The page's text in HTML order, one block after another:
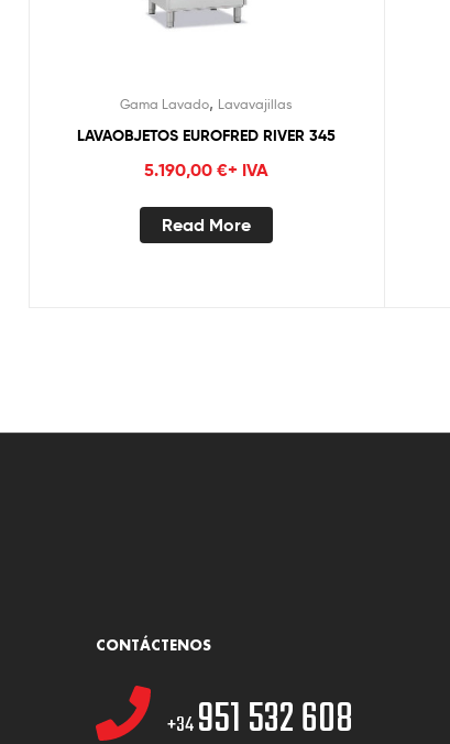
Gama Lavado, Lavavajillas
LAVAOBJETOS EUROFRED RIVER 345
5.190,00€+ IVA
Read More
CONTÁCTENOS
+34951 532 608